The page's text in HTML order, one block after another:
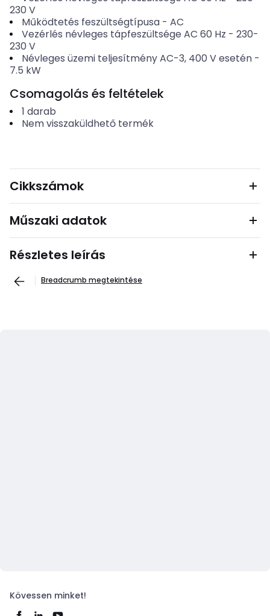
230 V
Működtetés feszültségtípusa- AC
Vezérlés névleges tápfeszültsége AC 60 Hz - 230-
230 V
Névleges üzemi teljesítmény AC-3, 400 V esetén-
7.5 kW
Csomagolás és feltételek
1 darab
Nem visszaküldhető termék
Cikkszámok
Műszaki adatok
Részletes leírás
Breadcrumb megtekintése
Kövessen minket!